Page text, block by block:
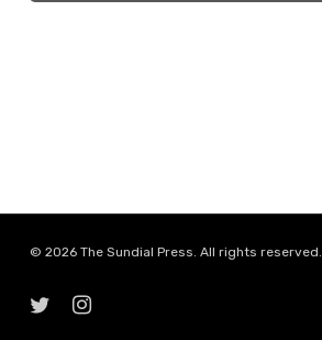
© 2026 The Sundial Press. All rights reserved.
twitter instagram